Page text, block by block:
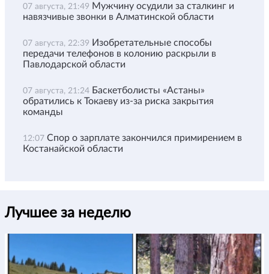
07 августа, 21:49 Мужчину осудили за сталкинг и
навязчивые звонки в Алматинской области
07 августа, 22:39 Изобретательные способы
передачи телефонов в колонию раскрыли в
Павлодарской области
07 августа, 21:24 Баскетболисты «Астаны»
обратились к Токаеву из-за риска закрытия
команды
12:07 Спор о зарплате закончился примирением в
Костанайской области
Лучшее за неделю